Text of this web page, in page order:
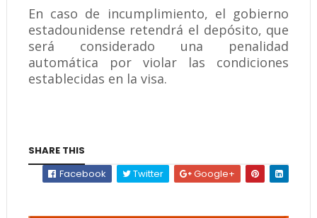
En caso de incumplimiento, el gobierno
estadounidense retendrá el depósito, que
será considerado una penalidad
automática por violar las condiciones
establecidas en la visa.
SHARE THIS
Facebook
Twitter Google+